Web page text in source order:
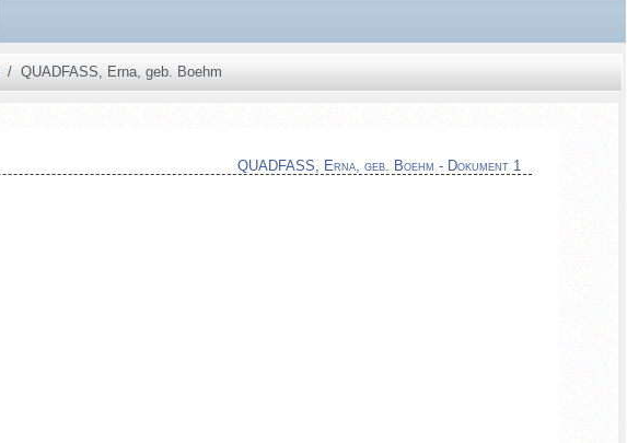
QUADFASS, Erna, geb. Boehm
QUADFASS, Erna, geb. Boehm - Dokument 1